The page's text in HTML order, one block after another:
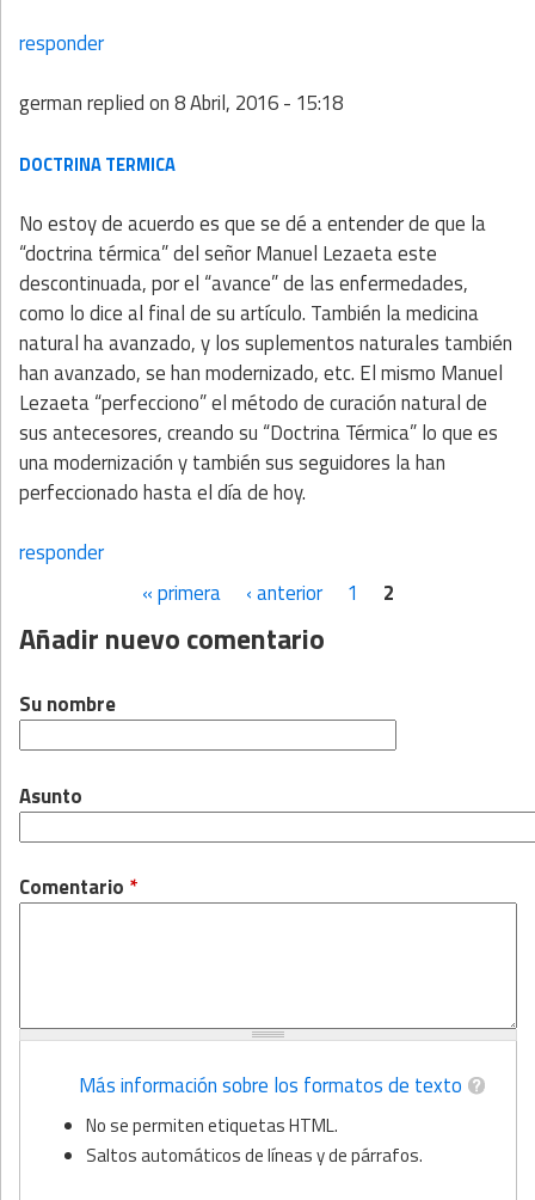
responder
germanreplied on8 Abril, 2016 - 15:18
DOCTRINA TERMICA
No estoy de acuerdo es que se dé a entender de que la
“doctrina térmica” del señor Manuel Lezaeta este
descontinuada, por el “avance” de las enfermedades,
como lo dice al final de su artículo. También la medicina
natural ha avanzado, y los suplementos naturales también
han avanzado, se han modernizado, etc. El mismo Manuel
Lezaeta “perfecciono” el método de curación natural de
sus antecesores, creando su “Doctrina Térmica” lo que es
una modernización y también sus seguidores la han
perfeccionado hasta el día de hoy.
responder
« primera ‹ anterior 1 2
Añadir nuevo comentario
Su nombre
Asunto
Comentario *
Más información sobre los formatos de texto
No se permiten etiquetas HTML.
Saltos automáticos de líneas y de párrafos.